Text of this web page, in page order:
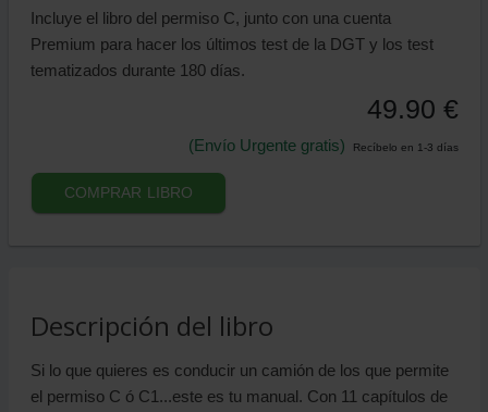
Incluye el libro del permiso C, junto con una cuenta
Premium para hacer los últimos test de la DGT y los test
tematizados durante 180 días.
49.90 €
(Envío Urgente gratis) Recíbelo en 1-3 días
COMPRAR LIBRO
Descripción del libro
Si lo que quieres es conducir un camión de los que permite
el permiso C ó C1...este es tu manual. Con 11 capítulos de